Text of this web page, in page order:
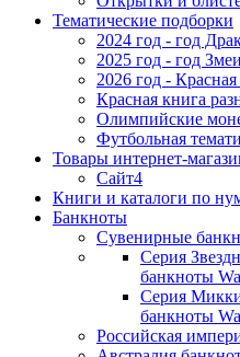
Тематические подборки
2024 год - год
2025 год - год Змеи
2026 год -
Красная книга
Олимпийские
Футбольная
Товары интернет-
Сайт4
Книги и каталоги по
Банкноты
Сувенирные
Серия
банкноты
Серия
банкноты
Российская